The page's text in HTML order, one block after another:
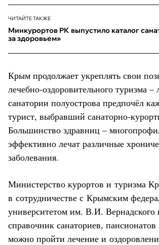
ЧИТАЙТЕ ТАКЖЕ
Минкурортов РК выпустило каталог
за здоровьем»
Крым продолжает укреплять свои
лечебно-оздоровительного туризма –
санатории полуострова предпочёл
турист, выбравший санаторно-
Большинство здравниц –
эффективно лечат различные
заболевания.
Министерство курортов и туризма
в сотрудничестве с Крымским
университетом им. В.И. Вернадского
справочник санаториев, пансионатов
можно пройти лечение и